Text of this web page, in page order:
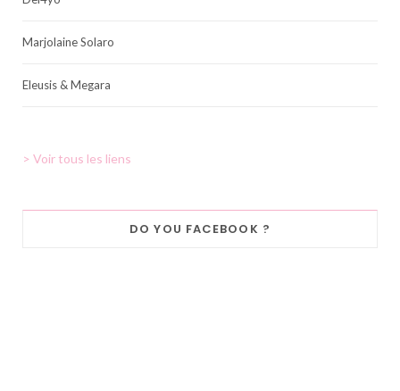
Marjolaine Solaro
Eleusis & Megara
> Voir tous les liens
DO YOU FACEBOOK ?